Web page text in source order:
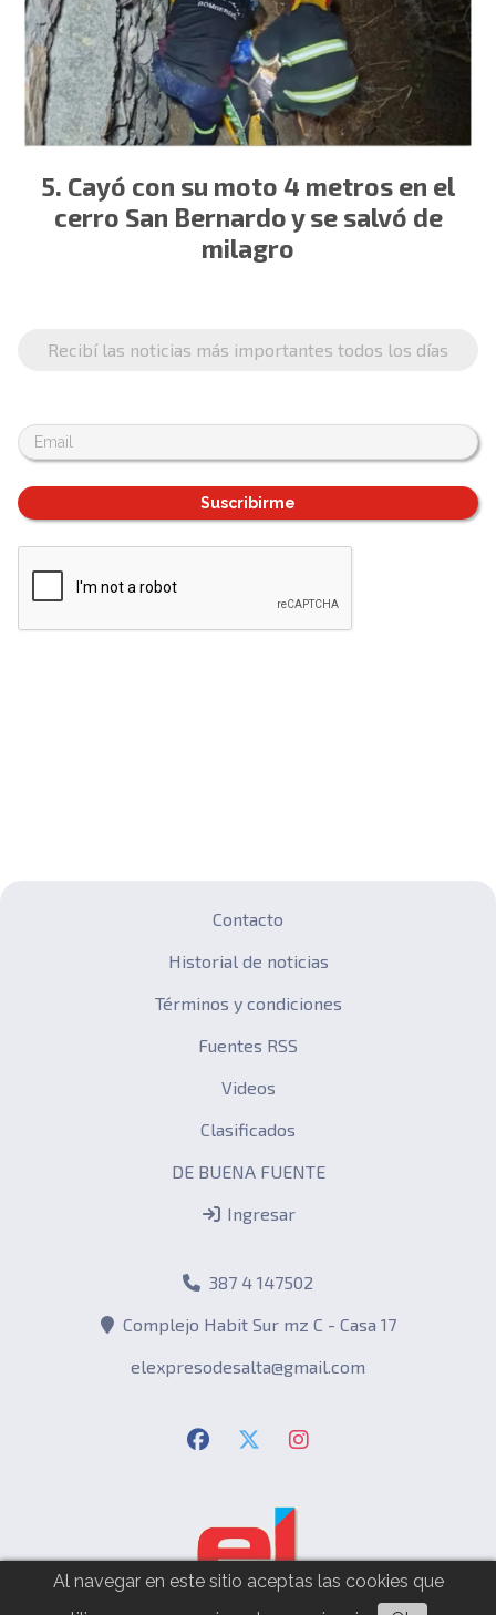
Cayó con su moto 4 metros en el
cerro San Bernardo y se salvó de
milagro
Recibí las noticias más importantes todos los días
Suscribirme
Contacto
Historial de noticias
Términos y condiciones
Fuentes RSS
Videos
Clasificados
DE BUENA FUENTE
Ingresar
387 4 147502
Complejo Habit Sur mz C - Casa 17
elexpresodesalta@gmail.com
Al navegar en este sitio aceptas las cookies que